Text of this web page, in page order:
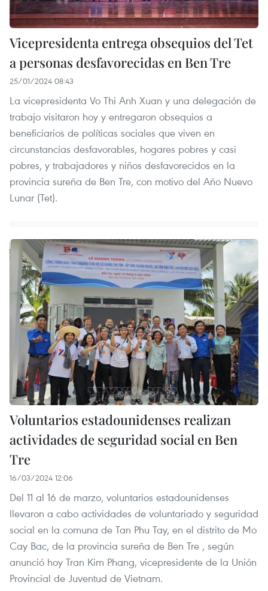
Vicepresidenta entrega obsequios del Tet
a personas desfavorecidas en Ben Tre
25/01/2024 08:43
La vicepresidenta Vo Thi Anh Xuan y una delegación de
trabajo visitaron hoy y entregaron obsequios a
beneficiarios de políticas sociales que viven en
circunstancias desfavorables, hogares pobres y casi
pobres, y trabajadores y niños desfavorecidos en la
provincia sureña de Ben Tre, con motivo del Año Nuevo
Lunar (Tet).
Voluntarios estadounidenses realizan
actividades de seguridad social en Ben
Tre
16/03/2024 12:06
Del 11 al 16 de marzo, voluntarios estadounidenses
llevaron a cabo actividades de voluntariado y seguridad
social en la comuna de Tan Phu Tay, en el distrito de Mo
Cay Bac, de la provincia sureña de Ben Tre , según
anunció hoy Tran Kim Phang, vicepresidente de la Unión
Provincial de Juventud de Vietnam.